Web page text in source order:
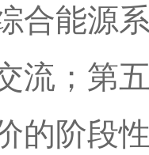
合能源
流；第
的阶段